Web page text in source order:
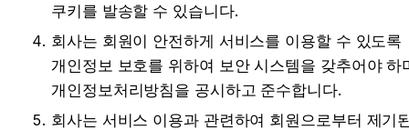
쿠키를 발송할 수 있습니다.
회사는 회원이 안전하게 서비스를 이용할 수 있도록
개인정보 보호를 위하여 보안 시스템을 갖추어야 하
개인정보처리방침을 공시하고 준수합니다.
회사는 서비스 이용과 관련하여 회원으로부터 제기